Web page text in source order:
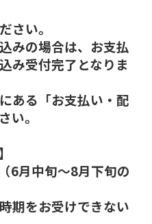
さい。
みの場合は、お支払
み受付完了となりま
ある「お支払い・配
い。
6月中旬～8月下旬の
期をお受けできない